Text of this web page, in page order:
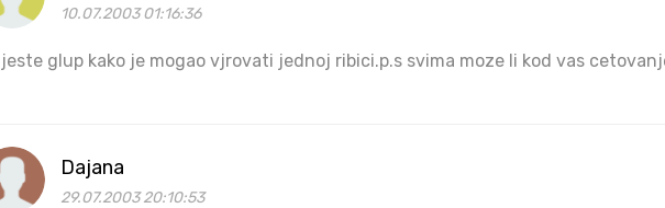
10.07.2003 01:16:36
jeste glup kako je mogao vjrovati jednoj ribici.p.s svima moze li kod vas
Dajana
29.07.2003 20:10:53